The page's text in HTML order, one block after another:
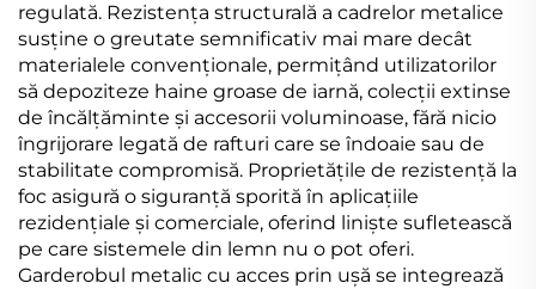
regulată. Rezistența structurală a cadrelor metalice
susține o greutate semnificativ mai mare decât
materialele convenționale, permițând utilizatorilor
să depoziteze haine groase de iarnă, colecții extinse
de încălțăminte și accesorii voluminoase, fără nicio
îngrijorare legată de rafturi care se îndoaie sau de
stabilitate compromisă. Proprietățile de rezistență la
foc asigură o siguranță sporită în aplicațiile
rezidențiale și comerciale, oferind liniște sufletească
pe care sistemele din lemn nu o pot oferi.
Garderobul metalic cu acces prin ușă se integrează